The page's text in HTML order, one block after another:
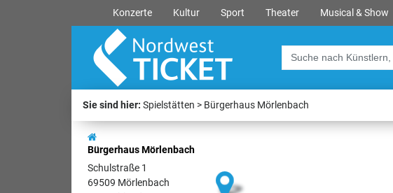
Konzerte Kultur Sport Theater Musical & Show
Sie sind hier: Spielstätten Bürgerhaus Mörlenbach
Bürgerhaus Mörlenbach
Schulstraße 1
69509 Mörlenbach